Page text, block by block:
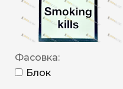
Фасовка:
Блок